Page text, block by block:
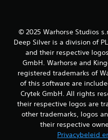
n
t
e
n
h
o
e
f
t
t
e
g
© 2025 Warhorse Studios
Deep Silver is a division of
and their respective
GmbH. Warhorse and
registered trademarks of
of this software are
Crytek GmbH. All rights
their respective logos are
other trademarks, logos
their respective
Privacybeleid